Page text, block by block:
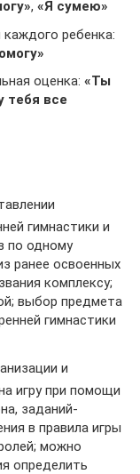
, «Я сумею»
каждого ребенка:
оценка: «Ты
тебя все
гимнастики и
по одному
ранее освоенных
комплексу;
выбор предмета
гимнастики
и
игру при помощи
заданий-
в правила игры
можно
определить